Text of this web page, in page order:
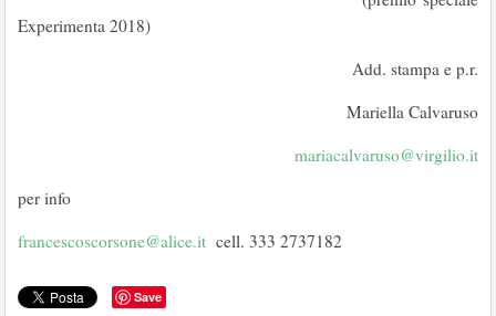
Experimenta 2018)
Add. stampa e p.r.
Mariella Calvaruso
mariacalvaruso@virgilio.it
per info
francescoscorsone@alice.it cell. 333 2737182
Save